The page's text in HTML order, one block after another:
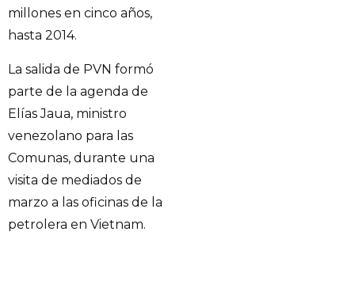
millones en cinco años,
hasta 2014.
La salida de PVN formó
parte de la agenda de
Elías Jaua, ministro
venezolano para las
Comunas, durante una
visita de mediados de
marzo a las oficinas de la
petrolera en Vietnam.